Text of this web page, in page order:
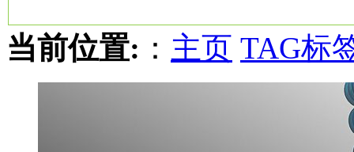
当前位置: ： 主页 TAG标